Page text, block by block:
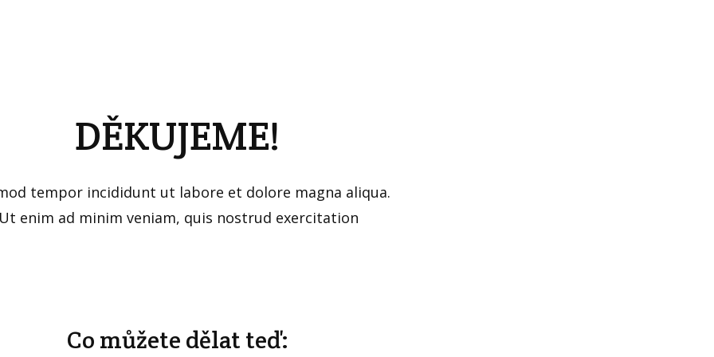
DĚKUJEME!
tempor incididunt ut labore et dolore magna aliqua.
enim ad minim veniam, quis nostrud exercitation
Co můžete dělat teď: